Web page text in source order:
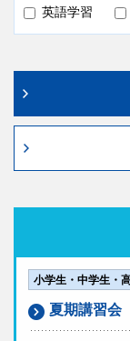
中3
化祭・授業など）
日程
8/25（火）～
英語（60分・
数学（60分・
国語（60分・
理科（30分・
社会（30分・
備考
必勝志望
者様のみ
申し込みは
ご家庭内
へ、早稲田
デミー国
申込方法
以下の「お申し
英語学習
小学生・中学生・
夏期講習会